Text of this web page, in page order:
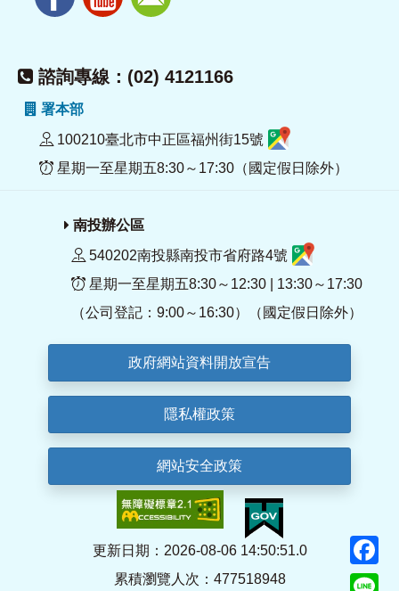
諮詢專線：(02) 4121166
署本部
100210臺北市中正區福州街15號
星期一至星期五8:30～17:30（國定假日除外）
南投辦公區
540202南投縣南投市省府路4號
星期一至星期五8:30～12:30 | 13:30～17:30
（公司登記：9:00～16:30）（國定假日除外）
政府網站資料開放宣告
隱私權政策
網站安全政策
更新日期：2026-08-06 14:50:51.0
累積瀏覽人次：477518948